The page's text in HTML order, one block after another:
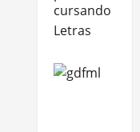
cursando
Letras